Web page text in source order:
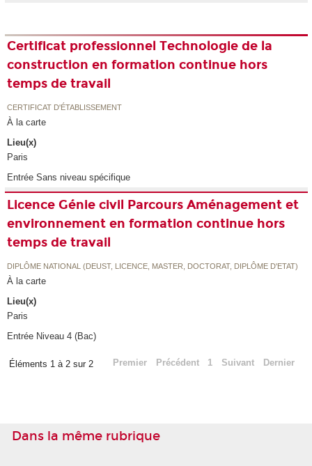
Certificat professionnel Technologie de la
construction en formation continue hors
temps de travail
CERTIFICAT D'ÉTABLISSEMENT
À la carte
Lieu(x)
Paris
Entrée Sans niveau spécifique
Licence Génie civil Parcours Aménagement et
environnement en formation continue hors
temps de travail
DIPLÔME NATIONAL (DEUST, LICENCE, MASTER, DOCTORAT, DIPLÔME D'ETAT)
À la carte
Lieu(x)
Paris
Entrée Niveau 4 (Bac)
Éléments 1 à 2 sur 2 Premier Précédent 1 Suivant Dernier
Dans la même rubrique